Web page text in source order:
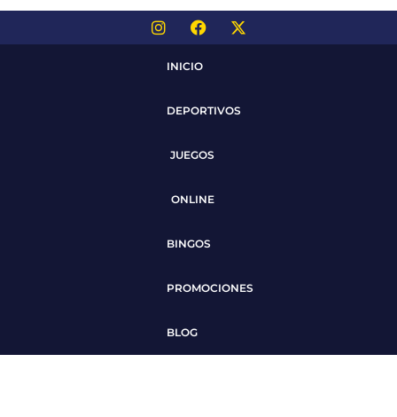
INICIO
DEPORTIVOS
JUEGOS
ONLINE
BINGOS
PROMOCIONES
BLOG